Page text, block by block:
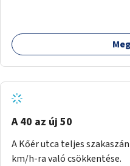
szintű növényzettel,
valamilyen vizes
A 40 az új 50
A Kőér utca teljes
km/h-ra való csökkentése.